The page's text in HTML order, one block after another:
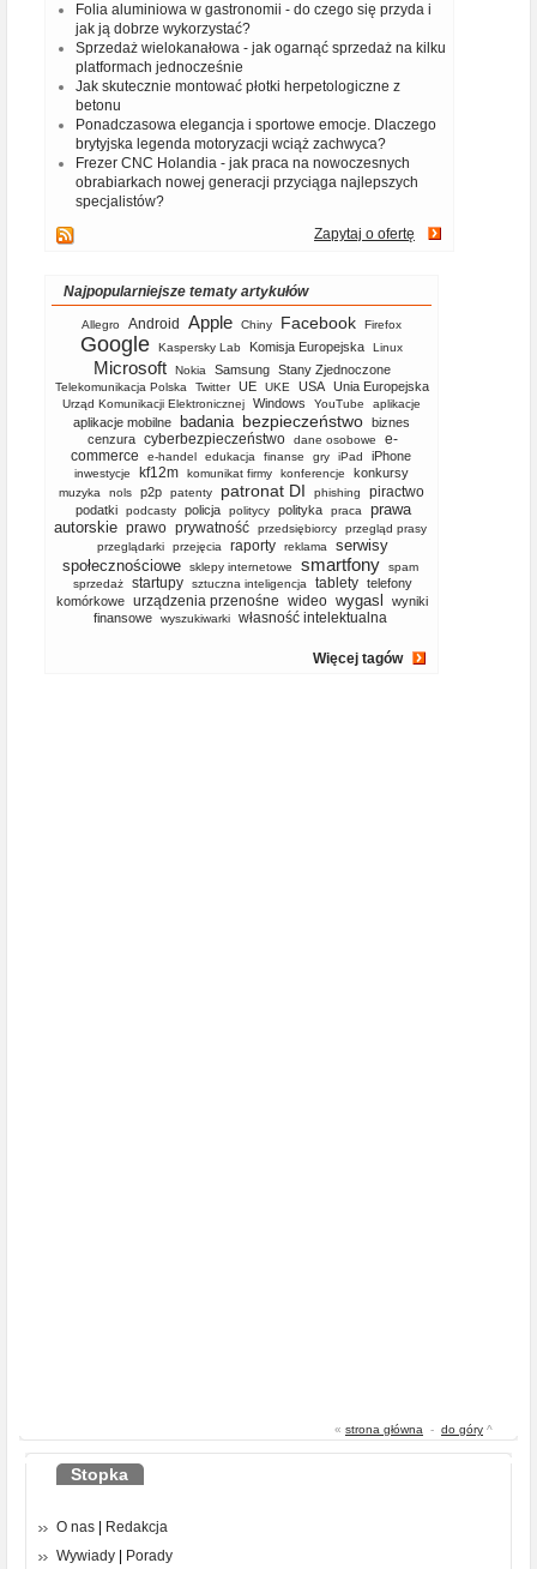
Folia aluminiowa w gastronomii - do czego się przyda i
jak ją dobrze wykorzystać?
Sprzedaż wielokanałowa - jak ogarnąć sprzedaż na kilku
platformach jednocześnie
Jak skutecznie montować płotki herpetologiczne z
betonu
Ponadczasowa elegancja i sportowe emocje. Dlaczego
brytyjska legenda motoryzacji wciąż zachwyca?
Frezer CNC Holandia - jak praca na nowoczesnych
obrabiarkach nowej generacji przyciąga najlepszych
specjalistów?
Zapytaj o ofertę
Najpopularniejsze tematy artykułów
Allegro Android Apple Chiny Facebook Firefox
Google Kaspersky Lab Komisja Europejska Linux
Microsoft Nokia Samsung Stany Zjednoczone
Telekomunikacja Polska Twitter UE UKE USA Unia Europejska
Urząd Komunikacji Elektronicznej Windows YouTube aplikacje
aplikacje mobilne badania bezpieczeństwo biznes
cenzura cyberbezpieczeństwo dane osobowe
e-
commerce
e-handel edukacja finanse gry iPad iPhone
inwestycje kf12m komunikat firmy konferencje konkursy
muzyka nols p2p patenty patronat DI phishing piractwo
podatki podcasty policja politycy polityka praca
prawa
autorskie prawo prywatność przedsiębiorcy
przegląd prasy
przeglądarki
przejęcia raporty reklama
serwisy
społecznościowe
sklepy internetowe smartfony
spam
sprzedaż
startupy sztuczna inteligencja tablety telefony
komórkowe
urządzenia przenośne wideo wygasl
wyniki
finansowe
wyszukiwarki własność intelektualna
Więcej tagów
« strona główna - do góry ^
Stopka
O nas
Redakcja
Wywiady
Porady